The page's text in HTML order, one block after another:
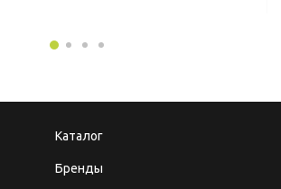
Каталог
Бренды